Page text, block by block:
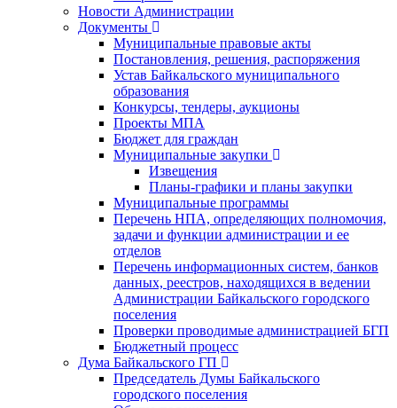
Новости Администрации
Документы
Муниципальные правовые акты
Постановления, решения, распоряжения
Устав Байкальского муниципального
образования
Конкурсы, тендеры, аукционы
Проекты МПА
Бюджет для граждан
Муниципальные закупки
Извещения
Планы-графики и планы закупки
Муниципальные программы
Перечень НПА, определяющих полномочия,
задачи и функции администрации и ее
отделов
Перечень информационных систем, банков
данных, реестров, находящихся в ведении
Администрации Байкальского городского
поселения
Проверки проводимые администрацией БГП
Бюджетный процесс
Дума Байкальского ГП
Председатель Думы Байкальского
городского поселения